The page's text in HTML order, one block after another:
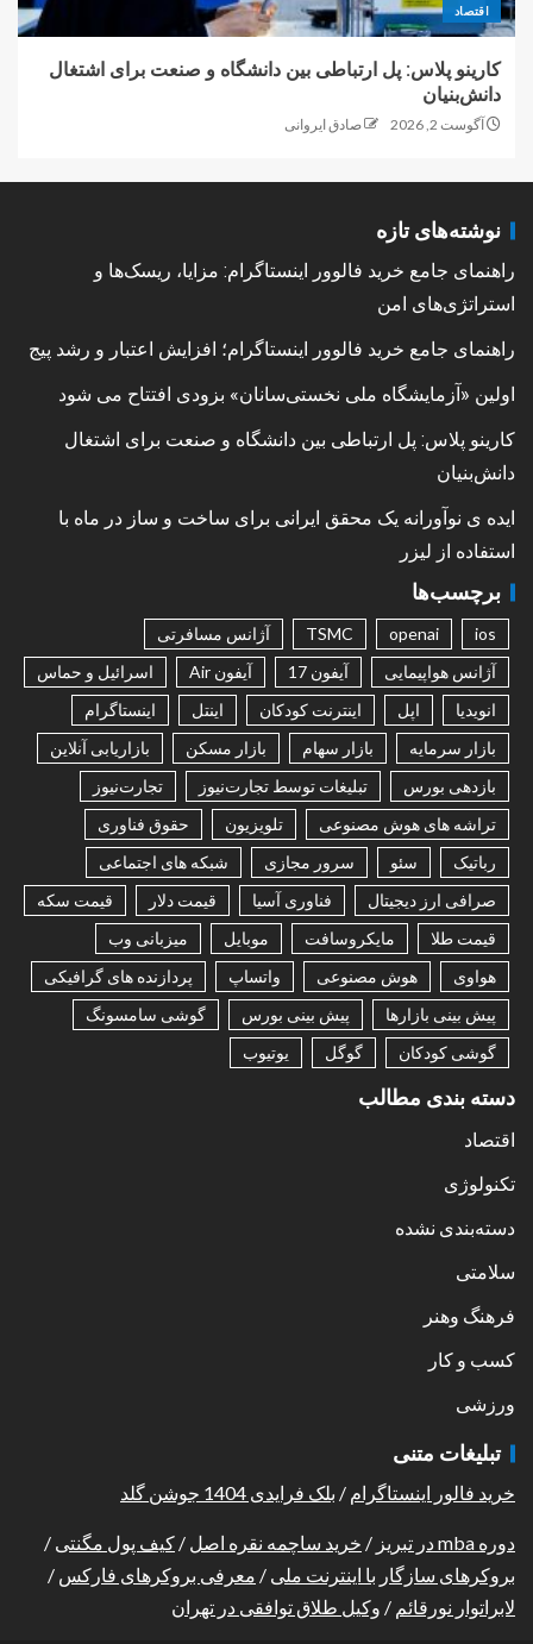
اقتصاد
کارینو پلاس: پل ارتباطی بین دانشگاه و صنعت برای اشتغال
دانش‌بنیان
آگوست 2, 2026 صادق ایروانی
نوشته‌های تازه
راهنمای جامع خرید فالوور اینستاگرام: مزایا، ریسک‌ها و
استراتژی‌های امن
راهنمای جامع خرید فالوور اینستاگرام؛ افزایش اعتبار و رشد پیج
اولین «آزمایشگاه ملی نخستی‌سانان» بزودی افتتاح می شود
کارینو پلاس: پل ارتباطی بین دانشگاه و صنعت برای اشتغال
دانش‌بنیان
ایده ی نوآورانه یک محقق ایرانی برای ساخت و ساز در ماه با
استفاده از لیزر
برچسب‌ها
ios
openai
TSMC
آژانس مسافرتی
آژانس هواپیمایی
آیفون 17 آیفون Air
اسرائیل و حماس
انویدیا
اپل اینترنت کودکان اینتل
اینستاگرام
بازار سرمایه
بازار سهام بازار مسکن
بازاریابی آنلاین
بازدهی بورس
تبلیغات توسط تجارت‌نیوز
تجارت‌نیوز
تراشه های هوش مصنوعی
تلویزیون
حقوق فناوری
رباتیک
سئو سرور مجازی
شبکه های اجتماعی
صرافی ارز دیجیتال
فناوری آسیا قیمت دلار
قیمت سکه
قیمت طلا
مایکروسافت موبایل
میزبانی وب
هواوی
هوش مصنوعی واتساپ
پردازنده های گرافیکی
پیش بینی بازارها
پیش بینی بورس
گوشی سامسونگ
گوشی کودکان
گوگل یوتیوب
دسته بندی مطالب
اقتصاد
تکنولوژی
دسته‌بندی نشده
سلامتی
فرهنگ وهنر
کسب و کار
ورزشی
تبلیغات متنی
خرید فالور اینستاگرام / بلک فرایدی 1404 جوشن گلد
دوره mba در تبریز / خرید ساچمه نقره اصل / کیف پول مگنتی /
بروکرهای سازگار با اینترنت ملی / معرفی بروکرهای فارکس /
لابراتوار نورقائم / وکیل طلاق توافقی در تهران